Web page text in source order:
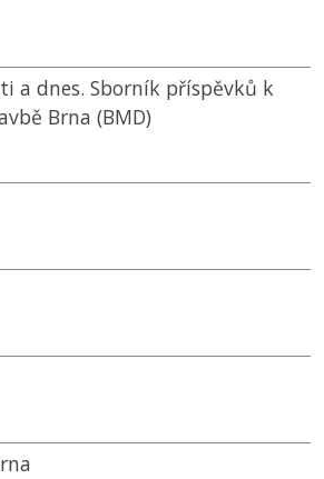
a dnes. Sborník příspěvků k
Brna (BMD)